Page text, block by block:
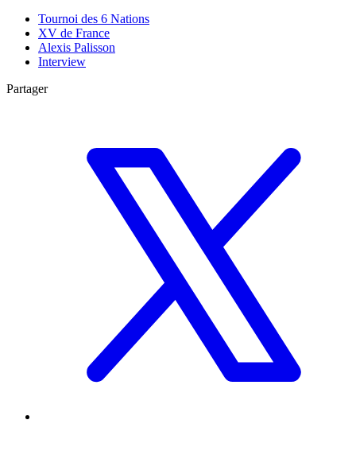
Tournoi des 6 Nations
XV de France
Alexis Palisson
Interview
Partager